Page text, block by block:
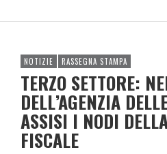
NOTIZIE RASSEGNA STAMPA
TERZO SETTORE:
DELL’AGENZIA
ASSISI I NODI
FISCALE